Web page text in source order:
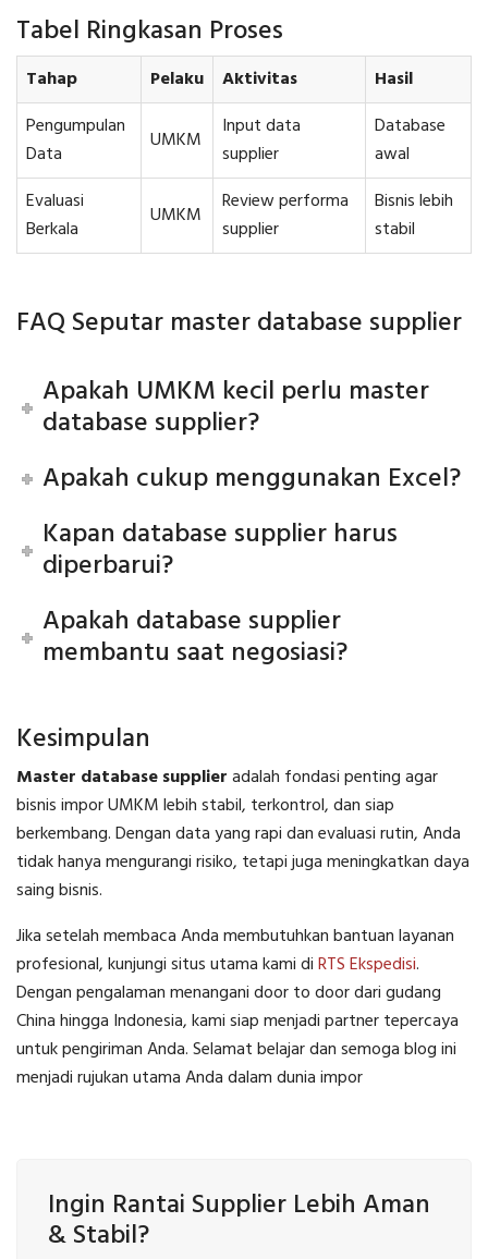
Tabel Ringkasan Proses
Tahap Pelaku Aktivitas
Hasil
Pengumpulan
Data
UMKM
Input data
supplier
Database
awal
Evaluasi
Berkala
UMKM
Review performa
supplier
Bisnis lebih
stabil
FAQ Seputar master database supplier
Apakah UMKM kecil perlu master
database supplier?
Apakah cukup menggunakan Excel?
Kapan database supplier harus
diperbarui?
Apakah database supplier
membantu saat negosiasi?
Kesimpulan
Master database supplieradalah fondasi penting agar
bisnis impor UMKM lebih stabil, terkontrol, dan siap
berkembang. Dengan data yang rapi dan evaluasi rutin, Anda
tidak hanya mengurangi risiko, tetapi juga meningkatkan daya
saing bisnis.
Jika setelah membaca Anda membutuhkan bantuan layanan
profesional, kunjungi situs utama kami diRTS Ekspedisi.
Dengan pengalaman menangani door to door dari gudang
China hingga Indonesia, kami siap menjadi partner tepercaya
untuk pengiriman Anda. Selamat belajar dan semoga blog ini
menjadi rujukan utama Anda dalam dunia impor
Ingin Rantai Supplier Lebih Aman
& Stabil?